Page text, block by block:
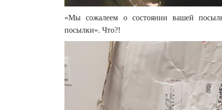
«Мы сожалеем о состоянии вашей
посылки». Что?!